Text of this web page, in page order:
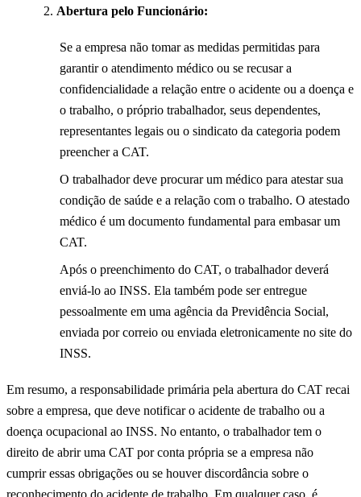
Abertura pelo Funcionário:
Se a empresa não tomar as medidas permitidas para
garantir o atendimento médico ou se recusar a
confidencialidade a relação entre o acidente ou a doença e
o trabalho, o próprio trabalhador, seus dependentes,
representantes legais ou o sindicato da categoria podem
preencher a CAT.
O trabalhador deve procurar um médico para atestar sua
condição de saúde e a relação com o trabalho. O atestado
médico é um documento fundamental para embasar um
CAT.
Após o preenchimento do CAT, o trabalhador deverá
enviá-lo ao INSS. Ela também pode ser entregue
pessoalmente em uma agência da Previdência Social,
enviada por correio ou enviada eletronicamente no site do
INSS.
Em resumo, a responsabilidade primária pela abertura do CAT recai
sobre a empresa, que deve notificar o acidente de trabalho ou a
doença ocupacional ao INSS. No entanto, o trabalhador tem o
direito de abrir uma CAT por conta própria se a empresa não
cumprir essas obrigações ou se houver discordância sobre o